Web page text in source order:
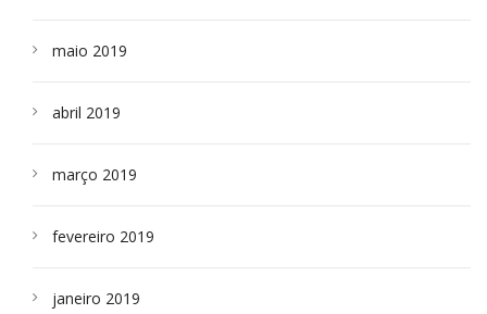
maio 2019
abril 2019
março 2019
fevereiro 2019
janeiro 2019